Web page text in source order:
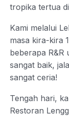
tropika tertua
Kami melalui
masa kira-kira
beberapa R&R
sangat baik,
sangat ceria!
Tengah hari,
Restoran